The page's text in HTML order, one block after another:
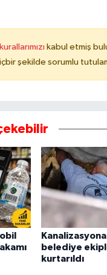
kabul etmiş
şekilde sorumlu
belediye
kurtarıldı